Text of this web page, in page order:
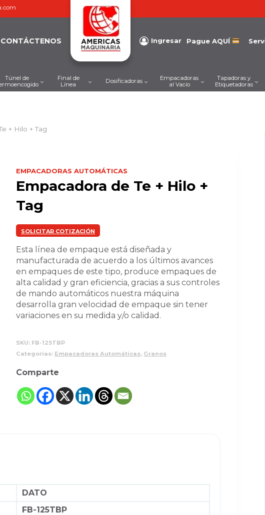
CONTÁCTENOS Ingresar Pague AQUÍ
Túnel de
Final de
Línea
Dosificadoras
Empacadoras
al Vacío
Tapadoras y
Etiquetadoras
+ Hilo + Tag
EMPACADORAS AUTOMÁTICAS
Empacadora de Te + Hilo +
Tag
SOLICITAR COTIZACIÓN
Esta línea de empaque está diseñada y
manufacturada de acuerdo a los últimos avances
en empaques de este tipo, produce empaques de
alta calidad y gran eficiencia, gracias a sus controles
de mando automáticos nuestra máquina
desarrolla gran velocidad de empaque sin tener
variaciones en su medida y/o calidad.
SKU: FB-125TBP
Categorías: Empacadoras Automáticas, Granos
Comparte
DATO
FB-125TBP